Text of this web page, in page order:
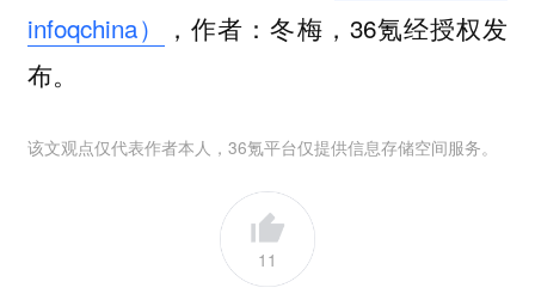
infoqchina）
，作者：冬梅，36氪经授权发
布。
该文观点仅代表作者本人，36氪平台仅提供信息存储空间服务。
11